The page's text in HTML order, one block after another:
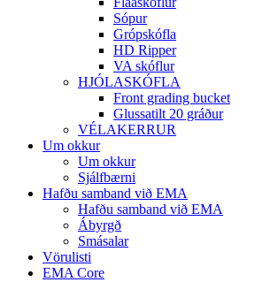
Sópur
Grópskófla
HD Ripper
VA skóflur
HJÓLASKÓFLA
Front grading bucket
Glussatilt 20 gráður
VÉLAKERRUR
Um okkur
Um okkur
Sjálfbærni
Hafðu samband við EMA
Hafðu samband við EMA
Ábyrgð
Smásalar
Vörulisti
EMA Core